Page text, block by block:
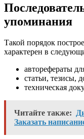
упоминания
Такой порядок
характерен в
авторефераты
статьи, тезисы,
техническая
Читайте также:
Заказать